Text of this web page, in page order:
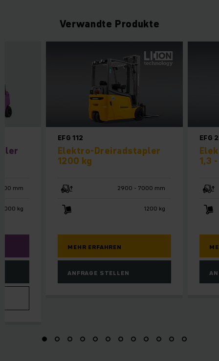
Verwandte Produkte
EFG 112
Elektro-Dreiradstapler
1200 kg
2900 - 7000 mm
1200 kg
MEHR ERFAHREN
ANFRAGE STELLEN
EFG
1,3
mm
kg